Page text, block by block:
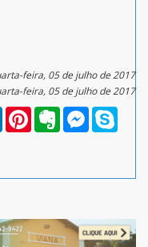
feira, 05 de julho de 2017
feira, 05 de julho de 2017
LinkedInPinterestEvernoteMessenger